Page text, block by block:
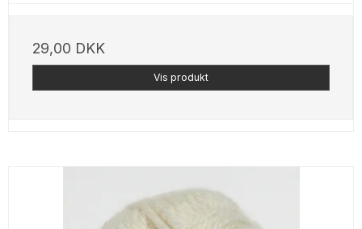
29,00 DKK
Vis produkt